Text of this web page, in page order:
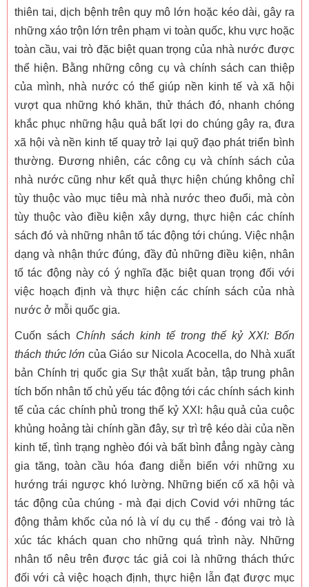
thiên tai, dịch bệnh trên quy mô lớn hoặc kéo dài, gây ra
những xáo trộn lớn trên phạm vi toàn quốc, khu vực hoặc
toàn cầu, vai trò đặc biệt quan trọng của nhà nước được
thể hiện. Bằng những công cụ và chính sách can thiệp
của mình, nhà nước có thể giúp nền kinh tế và xã hội
vượt qua những khó khăn, thử thách đó, nhanh chóng
khắc phục những hậu quả bất lợi do chúng gây ra, đưa
xã hội và nền kinh tế quay trở lại quỹ đạo phát triển bình
thường. Đương nhiên, các công cụ và chính sách của
nhà nước cũng như kết quả thực hiện chúng không chỉ
tùy thuộc vào mục tiêu mà nhà nước theo đuổi, mà còn
tùy thuộc vào điều kiện xây dựng, thực hiện các chính
sách đó và những nhân tố tác động tới chúng. Việc nhận
dạng và nhận thức đúng, đầy đủ những điều kiện, nhân
tố tác động này có ý nghĩa đặc biệt quan trọng đối với
việc hoạch định và thực hiện các chính sách của nhà
nước ở mỗi quốc gia.
Cuốn sách Chính sách kinh tế trong thế kỷ XXI: Bốn
thách thức lớn của Giáo sư Nicola Acocella, do Nhà xuất
bản Chính trị quốc gia Sự thật xuất bản, tập trung phân
tích bốn nhân tố chủ yếu tác động tới các chính sách kinh
tế của các chính phủ trong thế kỷ XXI: hậu quả của cuộc
khủng hoảng tài chính gần đây, sự trì trệ kéo dài của nền
kinh tế, tình trạng nghèo đói và bất bình đẳng ngày càng
gia tăng, toàn cầu hóa đang diễn biến với những xu
hướng trái ngược khó lường. Những biến cố xã hội và
tác động của chúng - mà đại dịch Covid với những tác
động thảm khốc của nó là ví dụ cụ thể - đóng vai trò là
xúc tác khách quan cho những quá trình này. Những
nhân tố nêu trên được tác giả coi là những thách thức
đối với cả việc hoạch định, thực hiện lẫn đạt được mục